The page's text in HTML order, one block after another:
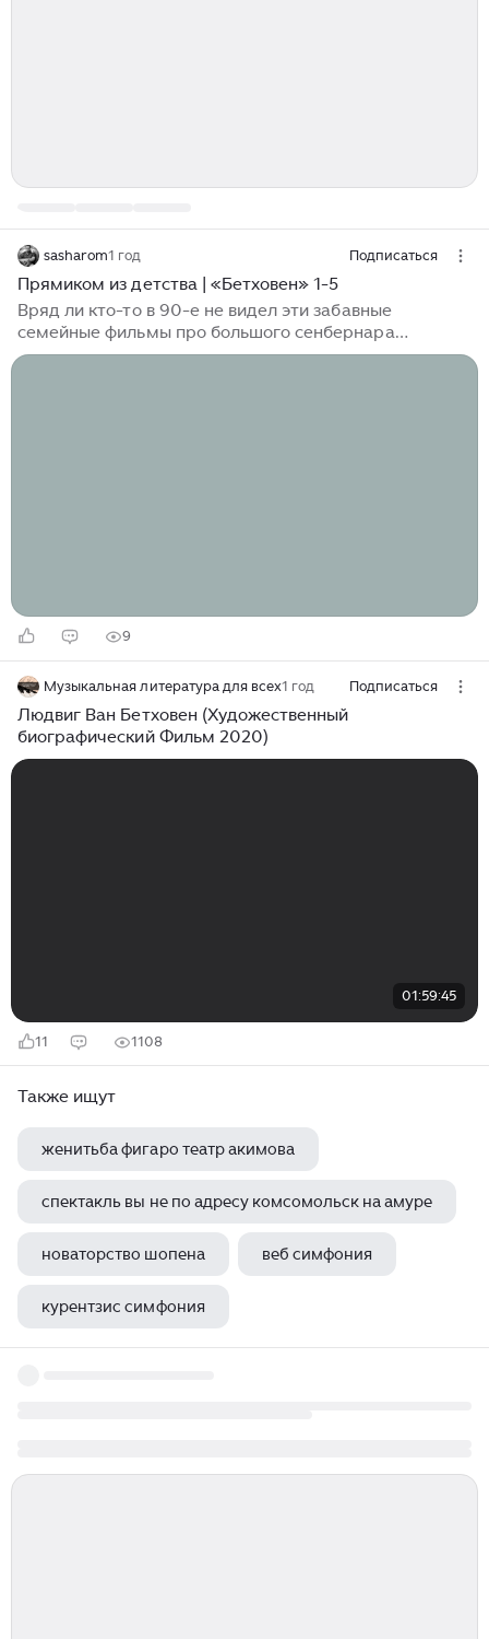
sasharom1 год Подписаться
Прямиком из детства | «Бетховен» 1-5
Вряд ли кто-то в 90-е не видел эти забавные
семейные фильмы про большого сенбернара
Бетховена. У меня были VHS кассеты: сперва первые
9
Музыкальная литература для всех1 год Подписаться
Людвиг Ван Бетховен (Художественный
биографический Фильм 2020)
01:59:45
11 1108
Также ищут
женитьба фигаро театр акимова
спектакль вы не по адресу комсомольск на амуре
новаторство шопена веб симфония
курентзис симфония